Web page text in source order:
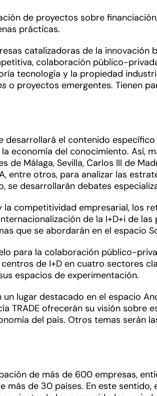
de proyectos sobre
prácticas.
catalizadoras de la innovación
colaboración público-
tecnología y la propiedad
o proyectos emergentes. Tienen
el contenido específico
economía del conocimiento. Así,
Málaga, Sevilla, Carlos III de
entre otros, para analizar las
se desarrollarán debates
competitividad empresarial, los
de la I+D+i de
que se abordarán en el espacio
para la colaboración público-
de I+D en cuatro sectores
espacios de experimentación.
lugar destacado en el espacio
TRADE ofrecerán su visión sobre
del país. Otros temas serán
de más de 600 empresas,
más de 30 países. En este